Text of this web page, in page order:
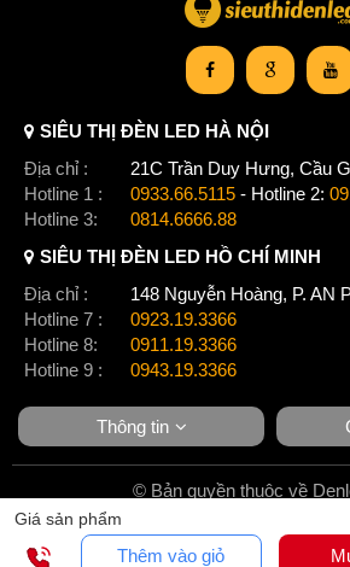
Giá sản phẩm
Thêm vào giỏ
SIÊU THỊ ĐÈN LED HÀ NỘI
Địa chỉ :
21C Trần Duy Hưng, Cầu
Hotline 1 :
0933.66.5115 - Hotline 2:
Hotline 3:
0814.6666.88
SIÊU THỊ ĐÈN LED HỒ CHÍ MINH
Địa chỉ :
148 Nguyễn Hoàng, P. AN
Hotline 7 :
0923.19.3366
Hotline 8:
0911.19.3366
Hotline 9 :
0943.19.3366
Thông tin
© Bản quyền thuộc về